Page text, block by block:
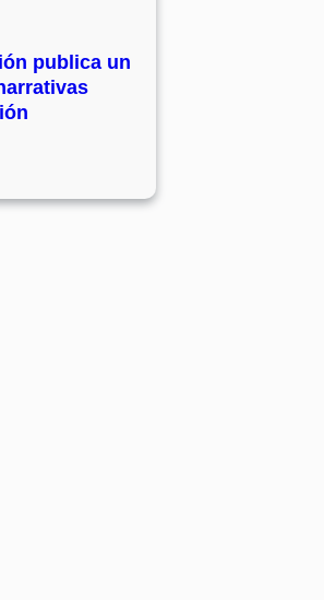
publica un